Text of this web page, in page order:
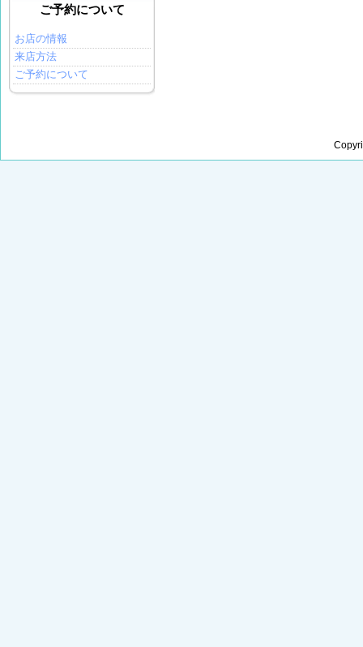
ご予約について
お店の情報
来店方法
ご予約について